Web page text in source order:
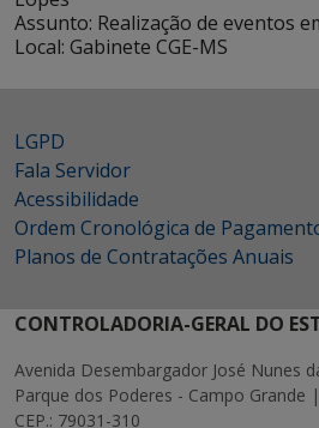
Assunto: Realização de eventos
Local: Gabinete CGE-MS
LGPD
Fala Servidor
Acessibilidade
Ordem Cronológica de
Planos de Contratações Anuais
CONTROLADORIA-GERAL DO
Avenida Desembargador José Nunes
Parque dos Poderes - Campo Grande
CEP.: 79031-310